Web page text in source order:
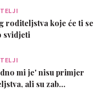
roditeljstva koje će ti se
svidjeti
mi je' nisu primjer
ali su zab…